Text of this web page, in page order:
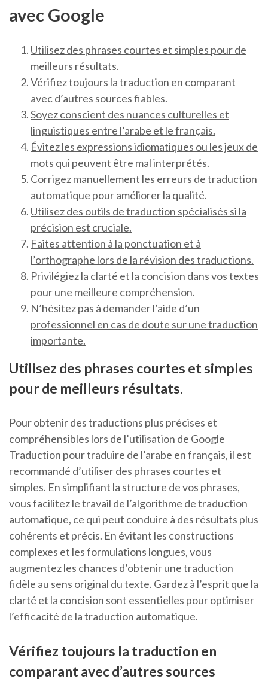
avec Google
Utilisez des phrases courtes et simples pour de
meilleurs résultats.
Vérifiez toujours la traduction en comparant
avec d’autres sources fiables.
Soyez conscient des nuances culturelles et
linguistiques entre l’arabe et le français.
Évitez les expressions idiomatiques ou les jeux de
mots qui peuvent être mal interprétés.
Corrigez manuellement les erreurs de traduction
automatique pour améliorer la qualité.
Utilisez des outils de traduction spécialisés si la
précision est cruciale.
Faites attention à la ponctuation et à
l’orthographe lors de la révision des traductions.
Privilégiez la clarté et la concision dans vos textes
pour une meilleure compréhension.
N’hésitez pas à demander l’aide d’un
professionnel en cas de doute sur une traduction
importante.
Utilisez des phrases courtes et simples
pour de meilleurs résultats.
Pour obtenir des traductions plus précises et
compréhensibles lors de l’utilisation de Google
Traduction pour traduire de l’arabe en français, il est
recommandé d’utiliser des phrases courtes et
simples. En simplifiant la structure de vos phrases,
vous facilitez le travail de l’algorithme de traduction
automatique, ce qui peut conduire à des résultats plus
cohérents et précis. En évitant les constructions
complexes et les formulations longues, vous
augmentez les chances d’obtenir une traduction
fidèle au sens original du texte. Gardez à l’esprit que la
clarté et la concision sont essentielles pour optimiser
l’efficacité de la traduction automatique.
Vérifiez toujours la traduction en
comparant avec d’autres sources